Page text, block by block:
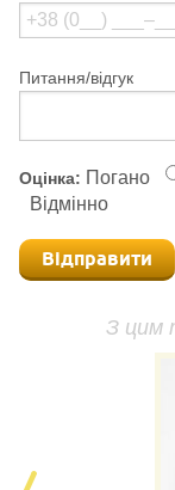
Питання/відгук
Оцінка: Погано
Відмінно
Відправити
З цим